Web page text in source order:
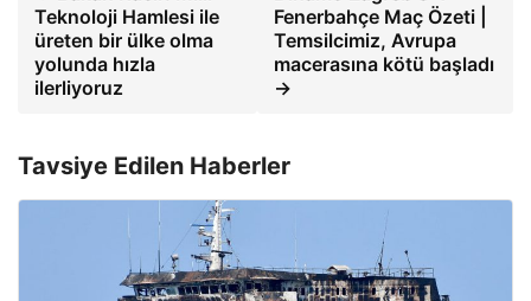
Teknoloji Hamlesi ile
üreten bir ülke olma
yolunda hızla
ilerliyoruz
Fenerbahçe Maç Özeti |
Temsilcimiz, Avrupa
macerasına kötü başladı
→
Tavsiye Edilen Haberler